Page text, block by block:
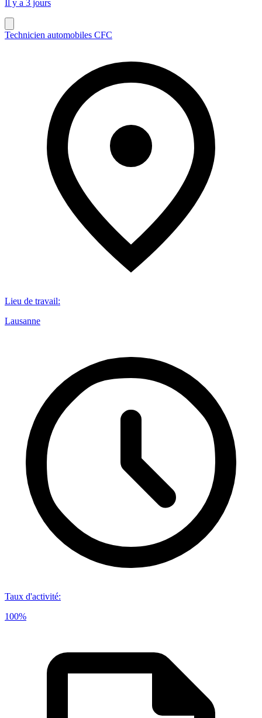
Il y a 3 jours
Technicien automobiles CFC
Lieu de travail:
Lausanne
Taux d'activité:
100%